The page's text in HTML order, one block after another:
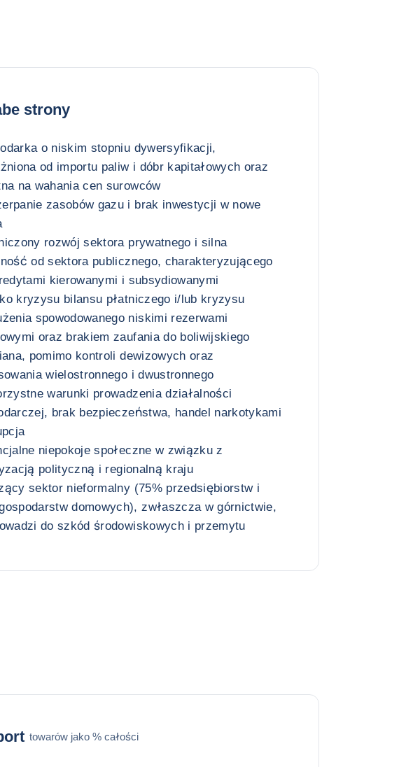
strony
o niskim stopniu dywersyfikacji,
od importu paliw i dóbr kapitałowych oraz
na wahania cen surowców
zasobów gazu i brak inwestycji w nowe
rozwój sektora prywatnego i silna
od sektora publicznego, charakteryzującego
kierowanymi i subsydiowanymi
kryzysu bilansu płatniczego i/lub kryzysu
spowodowanego niskimi rezerwami
oraz brakiem zaufania do boliwijskiego
pomimo kontroli dewizowych oraz
wielostronnego i dwustronnego
warunki prowadzenia działalności
brak bezpieczeństwa, handel narkotykami
niepokoje społeczne w związku z
polityczną i regionalną kraju
sektor nieformalny (75% przedsiębiorstw i
domowych), zwłaszcza w górnictwie,
do szkód środowiskowych i przemytu
towarów jako % całości